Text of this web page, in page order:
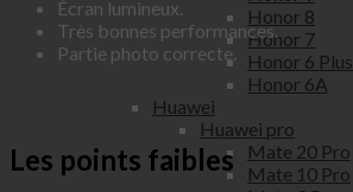
Honor 8
Honor 7
Honor 6 Plus
Honor 6A
Huawei
Huawei pro
Mate 20 Pro
Mate 10 Pro
Écran lumineux.
Très bonnes performances.
Partie photo correcte.
Les points faibles